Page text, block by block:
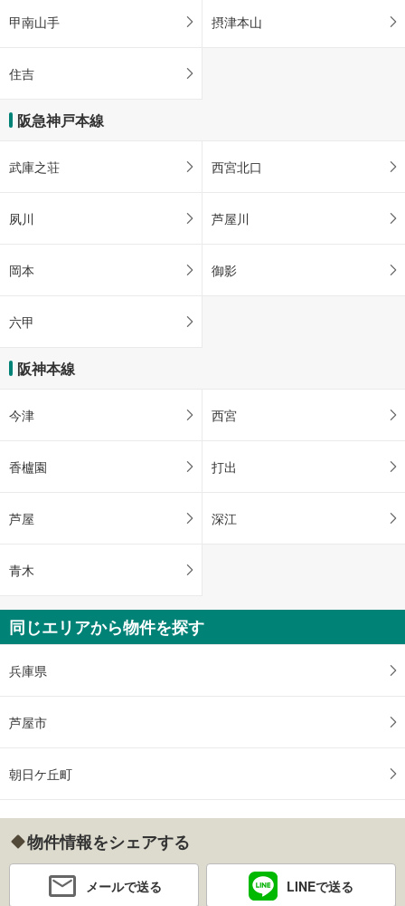
甲南山手 摂津本山
住吉
阪急神戸本線
武庫之荘 西宮北口
夙川 芦屋川
岡本 御影
六甲
阪神本線
今津 西宮
香櫨園 打出
芦屋 深江
青木
同じエリアから物件を探す
兵庫県
芦屋市
朝日ケ丘町
物件情報をシェアする
メールで送る LINEで送る